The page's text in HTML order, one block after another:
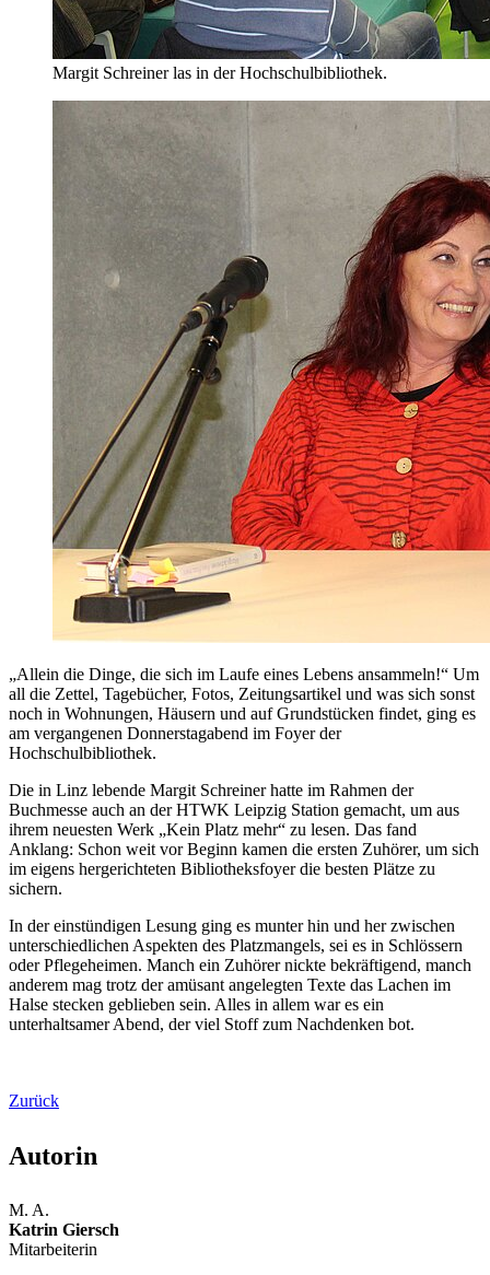
Margit Schreiner las in der Hochschulbibliothek.
„Allein die Dinge, die sich im Laufe eines Lebens ansammeln!“ Um
all die Zettel, Tagebücher, Fotos, Zeitungsartikel und was sich sonst
noch in Wohnungen, Häusern und auf Grundstücken findet, ging es
am vergangenen Donnerstagabend im Foyer der
Hochschulbibliothek.
Die in Linz lebende Margit Schreiner hatte im Rahmen der
Buchmesse auch an der HTWK Leipzig Station gemacht, um aus
ihrem neuesten Werk „Kein Platz mehr“ zu lesen. Das fand
Anklang: Schon weit vor Beginn kamen die ersten Zuhörer, um sich
im eigens hergerichteten Bibliotheksfoyer die besten Plätze zu
sichern.
In der einstündigen Lesung ging es munter hin und her zwischen
unterschiedlichen Aspekten des Platzmangels, sei es in Schlössern
oder Pflegeheimen. Manch ein Zuhörer nickte bekräftigend, manch
anderem mag trotz der amüsant angelegten Texte das Lachen im
Halse stecken geblieben sein. Alles in allem war es ein
unterhaltsamer Abend, der viel Stoff zum Nachdenken bot.
Zurück
Autorin
M. A.
Katrin Giersch
Mitarbeiterin